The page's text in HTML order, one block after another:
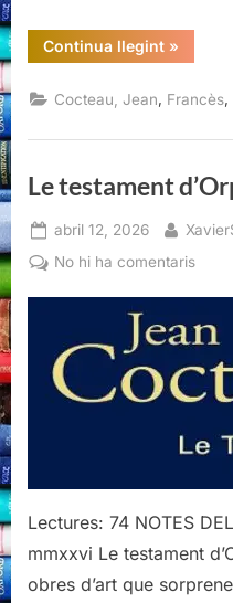
Continua llegint“Le
testament
Jean
Cocteau
»
Cocteau, Jean Francès
Le testament
Posted
on
abril 12, 2026 By
No hi ha comentarisa
Jean
Lectures: 74 NOTES
mmxxvi Le testament
obres d’art que